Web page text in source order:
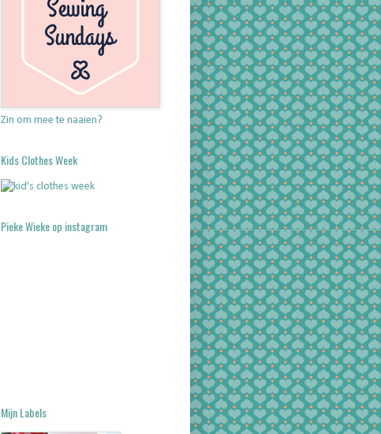
Zin om mee te naaien?
Kids Clothes Week
Pieke Wieke op instagram
Mijn Labels